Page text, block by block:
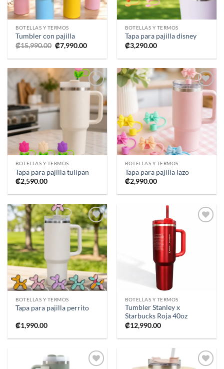
BOTELLAS Y TERMOS
Tumbler con pajilla
₡15,990.00 El
precio
original
₡15,990.00.
₡7,990.00El
actual
₡7,990.00.
BOTELLAS Y TERMOS
Tapa para pajilla disney
₡3,290.00
Añadir
lista de
deseos
BOTELLAS Y TERMOS
Tapa para pajilla tulipan
₡2,590.00
Añadir
lista de
BOTELLAS Y TERMOS
Tapa para pajilla lazo
₡2,990.00
Añadir
a la
lista de
deseos
BOTELLAS Y TERMOS
Tapa para pajilla perrito
₡1,990.00
BOTELLAS Y TERMOS
Tumbler Stanley x
Starbucks Roja 40oz
₡12,990.00